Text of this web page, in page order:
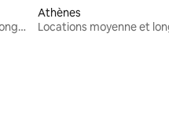
Locations moyenne et longue durée
Athènes